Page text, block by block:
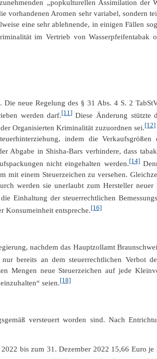
„popkulturellen Assimilation der
vorhandenen Aromen sehr variabel, sondern
eine sehr ablehnende, in einigen Fällen
im Vertrieb von Wasserpfeifentabak
neue Regelung des § 31 Abs. 4 S. 2
werden darf.[11] Diese Änderung stützte
Organisierten Kriminalität zuzuordnen sei.[12]
indem die Verkaufsgrößen
Abgabe in Shisha-Bars verhindere, dass
nicht eingehalten werden.[14]
mit einem Steuerzeichen zu versehen.
werden sie unerlaubt zum Hersteller neuer
Einhaltung der steuerrechtlichen
Konsumeinheit entspreche.[16]
nachdem das Hauptzollamt
bereits an dem steuerrechtlichen Verbot
Mengen neue Steuerzeichen auf jede
seien.[18]
versteuert worden sind. Nach
bis zum 31. Dezember 2022 15,66 Euro